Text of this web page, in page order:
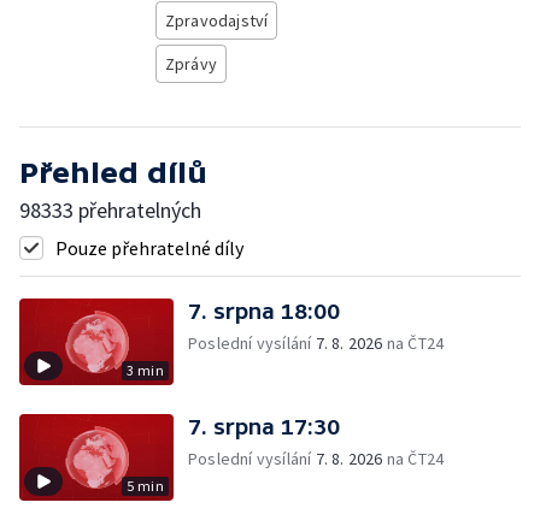
Zpravodajství
Zprávy
Přehled dílů
98333 přehratelných
Pouze přehratelné díly
3 min
7. srpna 18:00
Poslední vysílání 7. 8. 2026 na ČT24
5 min
7. srpna 17:30
Poslední vysílání 7. 8. 2026 na ČT24